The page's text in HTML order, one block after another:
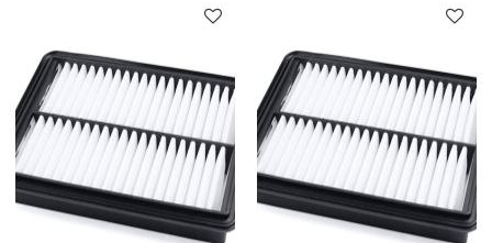
Автозапчасти для Bestune
Автозапчасти для кузова
Wuling